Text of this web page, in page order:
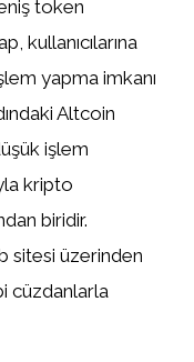
token
kullanıcılarına
yapma imkanı
Altcoin
işlem
kripto
biridir.
sitesi üzerinden
cüzdanlarla